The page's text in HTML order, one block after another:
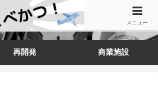
再開発 商業施設
メニュー